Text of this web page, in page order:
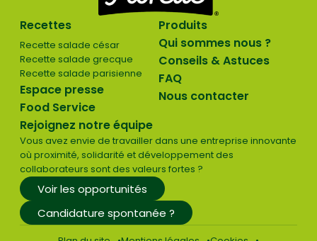
Recettes
Recette salade césar
Recette salade grecque
Recette salade parisienne
Espace presse
Food Service
Produits
Qui sommes nous ?
Conseils & Astuces
FAQ
Nous contacter
Rejoignez notre équipe
Vous avez envie de travailler dans une entreprise innovante
où proximité, solidarité et développement des
collaborateurs sont des valeurs fortes ?
Voir les opportunités
Candidature spontanée ?